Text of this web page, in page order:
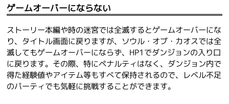
ゲームオーバーにならない
ストーリー本編や時の迷宮では全滅するとゲームオーバーにな
り、タイトル画面に戻りますが、ソウル・オブ・カオスでは全
滅してもゲームオーバーにならず、HP1でダンジョンの入り口
に戻ります。その際、特にペナルティはなく、ダンジョン内で
得た経験値やアイテム等もすべて保持されるので、レベル不足
のパーティでも気軽に挑戦することができます。